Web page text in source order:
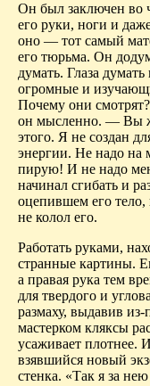
Он был заключен во
его руки, ноги и
оно — тот самый
его тюрьма. Он
думать. Глаза
огромные и
Почему они
он мысленно. — Вы
этого. Я не создан
энергии. Не надо на
пирую! И не надо
начинал сгибать и
оцепившем его тело,
не колол его.
Работать руками,
странные картины.
а правая рука тем
для твердого и
размаху, выдавив из-
мастерком кляксы
усаживает плотнее.
взявшийся новый
стенка. «Так я за